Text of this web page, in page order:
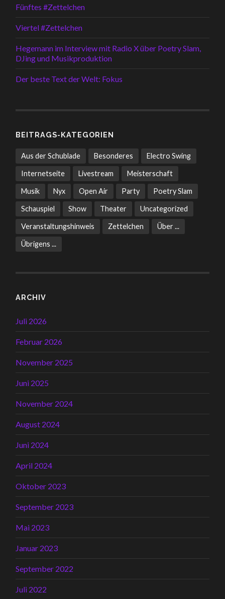
Fünftes #Zettelchen
Viertel #Zettelchen
Hegemann im Interview mit Radio X über Poetry Slam,
DJing und Musikproduktion
Der beste Text der Welt: Fokus
BEITRAGS-KATEGORIEN
Aus der Schublade Besonderes Electro Swing
Internetseite Livestream Meisterschaft
Musik Nyx Open Air Party Poetry Slam
Schauspiel Show Theater Uncategorized
Veranstaltungshinweis Zettelchen Über ...
Übrigens ...
ARCHIV
Juli 2026
Februar 2026
November 2025
Juni 2025
November 2024
August 2024
Juni 2024
April 2024
Oktober 2023
September 2023
Mai 2023
Januar 2023
September 2022
Juli 2022